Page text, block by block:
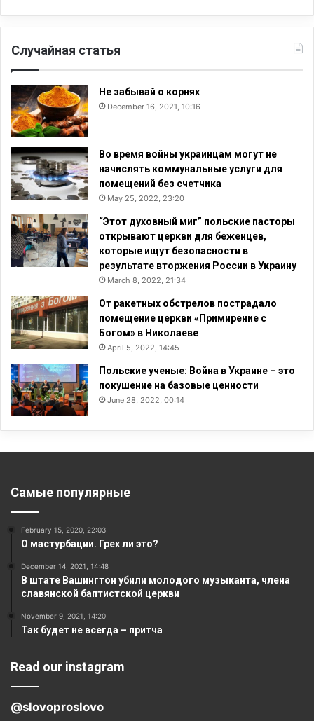
Случайная статья
Не забывай о корнях
December 16, 2021, 10:16
Во время войны украинцам могут не
начислять коммунальные услуги для
помещений без счетчика
May 25, 2022, 23:20
“Этот духовный миг” польские пасторы
открывают церкви для беженцев,
которые ищут безопасности в
результате вторжения России в Украину
March 8, 2022, 21:34
От ракетных обстрелов пострадало
помещение церкви «Примирение с
Богом» в Николаеве
April 5, 2022, 14:45
Польские ученые: Война в Украине – это
покушение на базовые ценности
June 28, 2022, 00:14
Самые популярные
February 15, 2020, 22:03
О мастурбации. Грех ли это?
December 14, 2021, 14:48
В штате Вашингтон убили молодого музыканта, члена
славянской баптистской церкви
November 9, 2021, 14:20
Так будет не всегда – притча
Read our instagram
@slovoproslovo